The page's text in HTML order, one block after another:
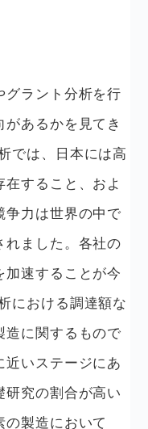
グラント分析を行
があるかを見てき
では、日本には高
すること、およ
争力は世界の中で
れました。各社の
加速することが今
における調達額な
造に関するもので
近いステージにあ
研究の割合が高い
の製造において